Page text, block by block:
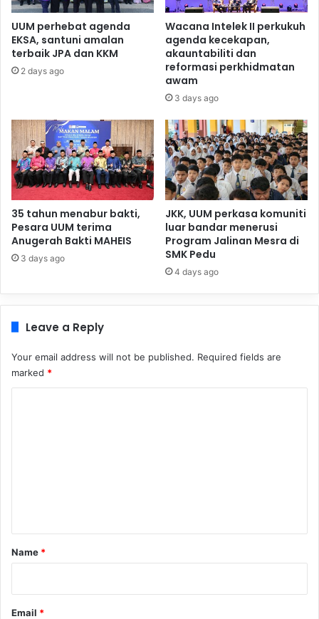
UUM perhebat agenda
EKSA, santuni amalan
terbaik JPA dan KKM
2 days ago
Wacana Intelek II perkukuh
agenda kecekapan,
akauntabiliti dan
reformasi perkhidmatan
awam
3 days ago
35 tahun menabur bakti,
Pesara UUM terima
Anugerah Bakti MAHEIS
3 days ago
JKK, UUM perkasa komuniti
luar bandar menerusi
Program Jalinan Mesra di
SMK Pedu
4 days ago
Leave a Reply
Your email address will not be published. Required fields are
marked *
*
Name *
Email *